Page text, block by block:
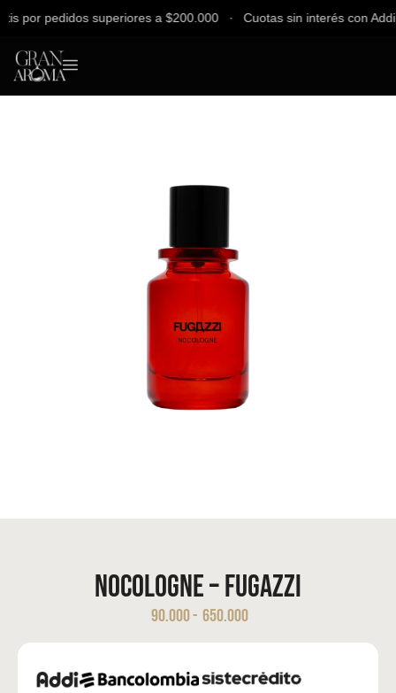
pedidos superiores a $200.000 ∙ Cuotas sin interés con Addi,
NoCologne – Fugazzi
90.000- 650.000